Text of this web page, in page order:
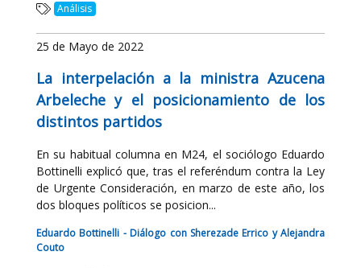
Análisis
25 de Mayo de 2022
La interpelación a la ministra Azucena
Arbeleche y el posicionamiento de los
distintos partidos
En su habitual columna en M24, el sociólogo Eduardo
Bottinelli explicó que, tras el referéndum contra la Ley
de Urgente Consideración, en marzo de este año, los
dos bloques políticos se posicion...
Eduardo Bottinelli - Diálogo con Sherezade Errico y Alejandra
Couto